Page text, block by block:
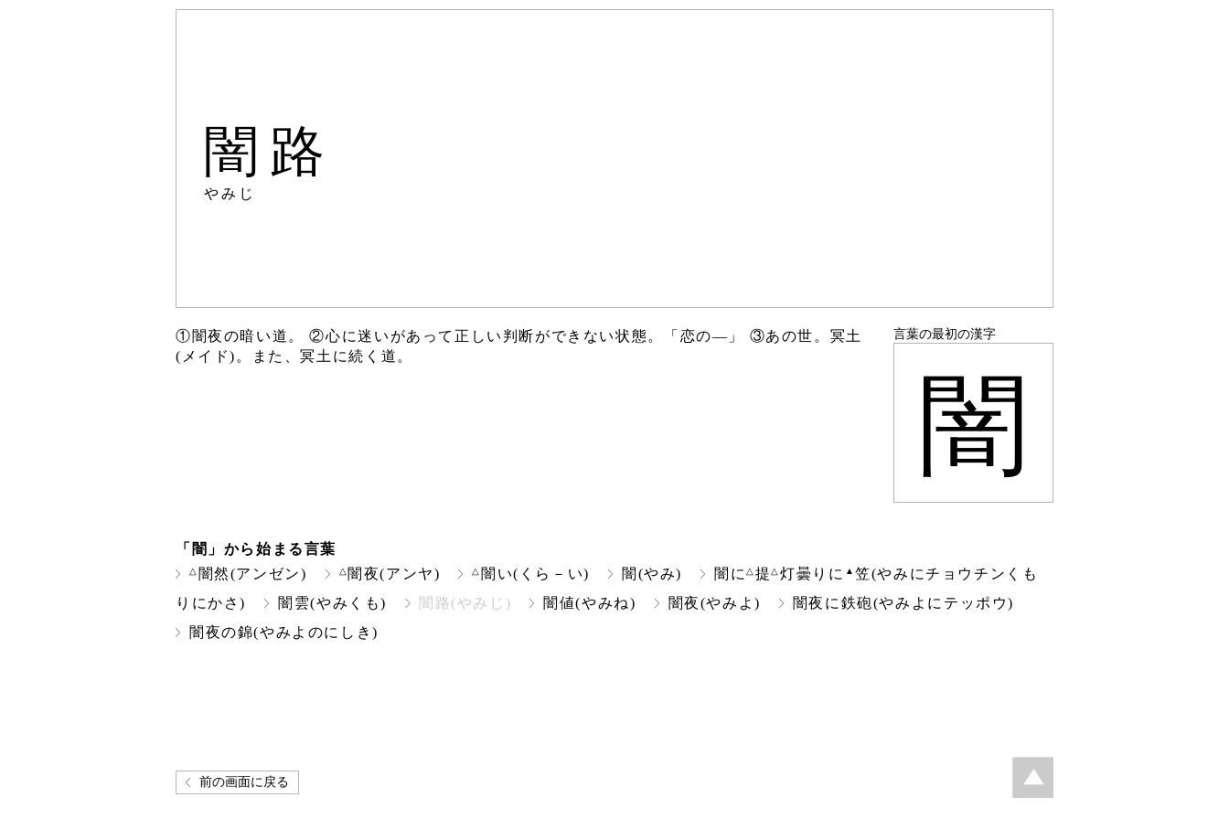
闇路
やみじ
①闇夜の暗い道。 ②心に迷いがあって正しい判断ができない状態。「恋の―」 ③あの世。冥土
(メイド)。また、冥土に続く道。
言葉の最初の漢字
闇
「闇」から始まる言葉
△ 闇然(アンゼン) △闇夜(アンヤ) △闇い(くら－い) 闇(やみ) 闇に△ 提△灯曇りに ▲笠(やみにチョウチンくも
りにかさ)
闇雲(やみくも) 闇路(やみじ) 闇値(やみね) 闇夜(やみよ)
闇夜に鉄砲(やみよにテッポウ)
闇夜の錦(やみよのにしき)
前の画面に戻る